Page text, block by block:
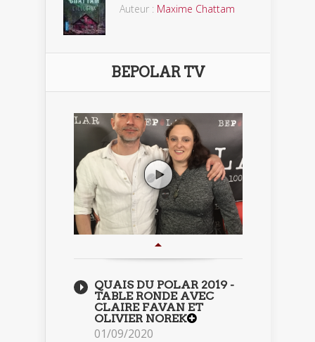
Auteur : Maxime Chattam
BEPOLAR TV
QUAIS DU POLAR 2019 -
TABLE RONDE AVEC
CLAIRE FAVAN ET
OLIVIER NOREK
01/09/2020